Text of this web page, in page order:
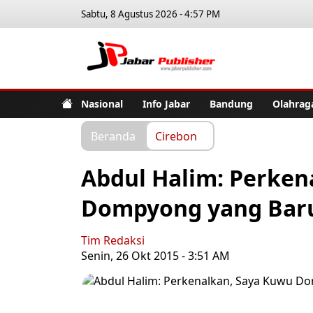
Sabtu, 8 Agustus 2026 - 4:57 PM
Nasional Info Jabar Bandung
Beranda Cirebon
Abdul Halim:
Dompyong yang
Tim Redaksi
Senin, 26 Okt 2015 - 3:51 AM